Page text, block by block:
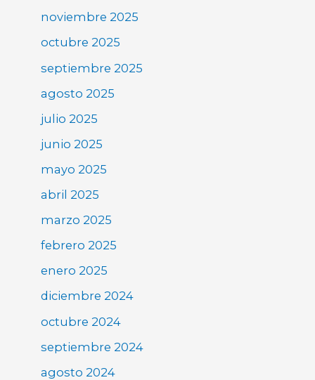
noviembre 2025
octubre 2025
septiembre 2025
agosto 2025
julio 2025
junio 2025
mayo 2025
abril 2025
marzo 2025
febrero 2025
enero 2025
diciembre 2024
octubre 2024
septiembre 2024
agosto 2024